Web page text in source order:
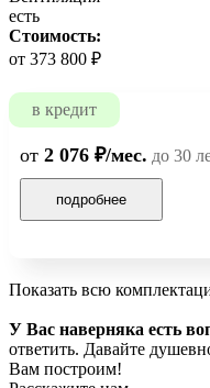
есть
Стоимость:
от 373 800 ₽
в кредит
от 2 076 ₽/мес. до 30
подробнее
Показать всю
У Вас наверняка есть
ответить. Давайте
Вам построим!